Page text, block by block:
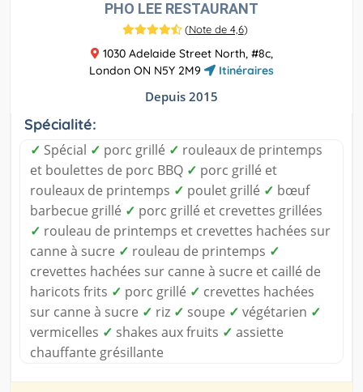
PHO LEE RESTAURANT
(Note de 4,6)
1030 Adelaide Street North, #8c,
London ON N5Y 2M9
Itinéraires
Depuis 2015
Spécialité:
✓ Spécial ✓ porc grillé ✓ rouleaux de printemps
et boulettes de porc BBQ ✓ porc grillé et
rouleaux de printemps ✓ poulet grillé ✓ bœuf
barbecue grillé ✓ porc grillé et crevettes grillées
✓ rouleau de printemps et crevettes hachées sur
canne à sucre ✓ rouleau de printemps ✓
crevettes hachées sur canne à sucre et caillé de
haricots frits ✓ porc grillé ✓ crevettes hachées
sur canne à sucre ✓ riz ✓ soupe ✓ végétarien ✓
vermicelles ✓ shakes aux fruits ✓ assiette
chauffante grésillante